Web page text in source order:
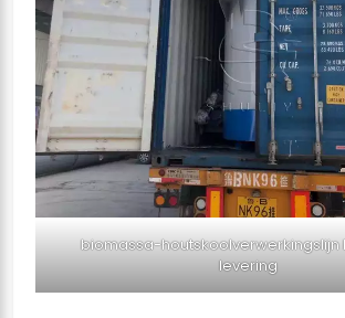
biomassa-houtskoolverwerkingslijn
levering